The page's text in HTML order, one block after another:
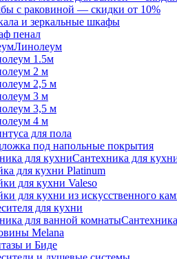
с раковиной — скидки от 10%
и зеркальные шкафы
пенал
Линолеум
1.5м
2 м
2,5 м
3 м
3,5 м
4 м
для пола
под напольные покрытия
Сантехника для
для кухни Platinum
для кухни Valeso
для кухни из искусственного
для кухни
Melana
и Биде